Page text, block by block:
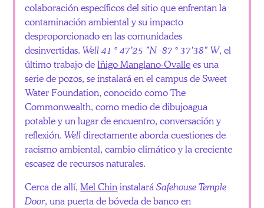
colaboración específicos del sitio que enfrentan la
contaminación ambiental y su impacto
desproporcionado en las comunidades
desinvertidas.Well 41 ° 47’25 ”N -87 ° 37’38” W, el
último trabajo deIñigo Manglano-Ovallees una
serie de pozos, se instalará en el campus de Sweet
Water Foundation, conocido como The
Commonwealth, como medio de dibujoagua
potable y un lugar de encuentro, conversación y
reflexión.Welldirectamente aborda cuestiones de
racismo ambiental, cambio climático y la creciente
escasez de recursos naturales.
Cerca de allí,Mel ChininstalaráSafehouse Temple
Door, una puerta de bóveda de banco en